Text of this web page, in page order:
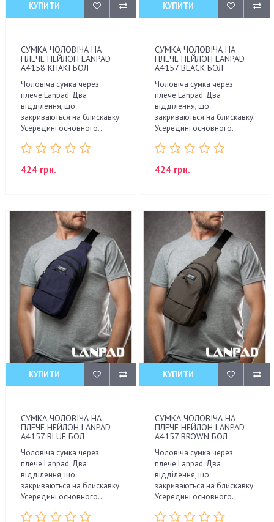
КУПИТИ
СУМКА ЧОЛОВІЧА НА
ПЛЕЧЕ НЕЙЛОН LANPAD
A4158 KHAKI БОЛ
Чоловіча сумка через
плече Lanpad. Два
відділення, що
закриваються на блискавку.
Усередині основного..
424 грн.
КУПИТИ
СУМКА ЧОЛОВІЧА НА
ПЛЕЧЕ НЕЙЛОН LANPAD
A4157 BLACK БОЛ
Чоловіча сумка через
плече Lanpad. Два
відділення, що
закриваються на блискавку.
Усередині основного..
424 грн.
КУПИТИ
СУМКА ЧОЛОВІЧА НА
ПЛЕЧЕ НЕЙЛОН LANPAD
A4157 BLUE БОЛ
Чоловіча сумка через
плече Lanpad. Два
відділення, що
закриваються на блискавку.
Усередині основного..
КУПИТИ
СУМКА ЧОЛОВІЧА НА
ПЛЕЧЕ НЕЙЛОН LANPAD
A4157 BROWN БОЛ
Чоловіча сумка через
плече Lanpad. Два
відділення, що
закриваються на блискавку.
Усередині основного..